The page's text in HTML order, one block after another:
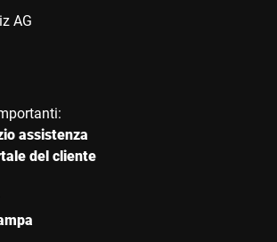
AG
assistenza
del cliente